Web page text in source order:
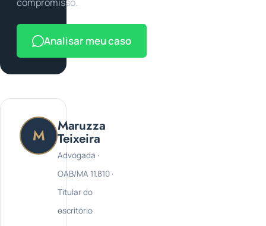
Analisar meu caso
M Maruzza
Teixeira
Advogada ·
OAB/MA 11.810 ·
Titular do
escritório